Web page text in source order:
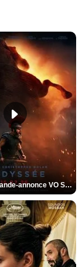
L'Odyssée Bande-annonce VO STFR